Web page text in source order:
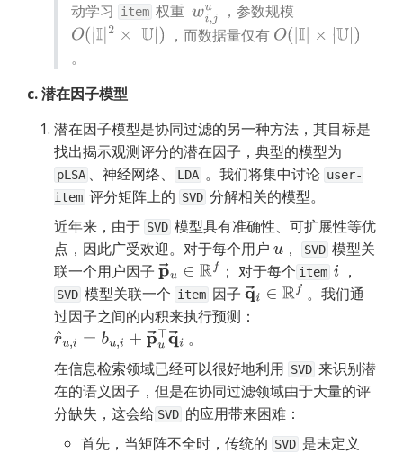
动学习
item 权重 wi,ju ，参数规模
O(|I| 2 ×| |) ，而数据量仅有 O(| I| ×| U|)
。
c. 潜在因子模型
潜在因子模型是协同过滤的另一种方法，其目标是
pLSA 、神经网络、 LDA 。我们将集中讨论 user-
item 评分矩阵上的 SVD 分解相关的模型。
近年来，由于 SVD 模型具有准确性、可扩展性等优
点，因此广受欢迎。对于每个用户 u ， SVD 模型关
联一个用户因子 p→ u∈Rf ； 对于每个 item i ，
SVD 模型关联一个 item 因子 q→ i∈Rf 。我们通
过因子之间的内积来执行预测：
r^u i=b u,i+ p→u⊤q→ 。
在信息检索领域已经可以很好地利用 SVD 来识别潜
在的语义因子，但是在协同过滤领域由于大量的评
分缺失，这会给 SVD 的应用带来困难：
首先，当矩阵不全时，传统的 SVD 是未定义